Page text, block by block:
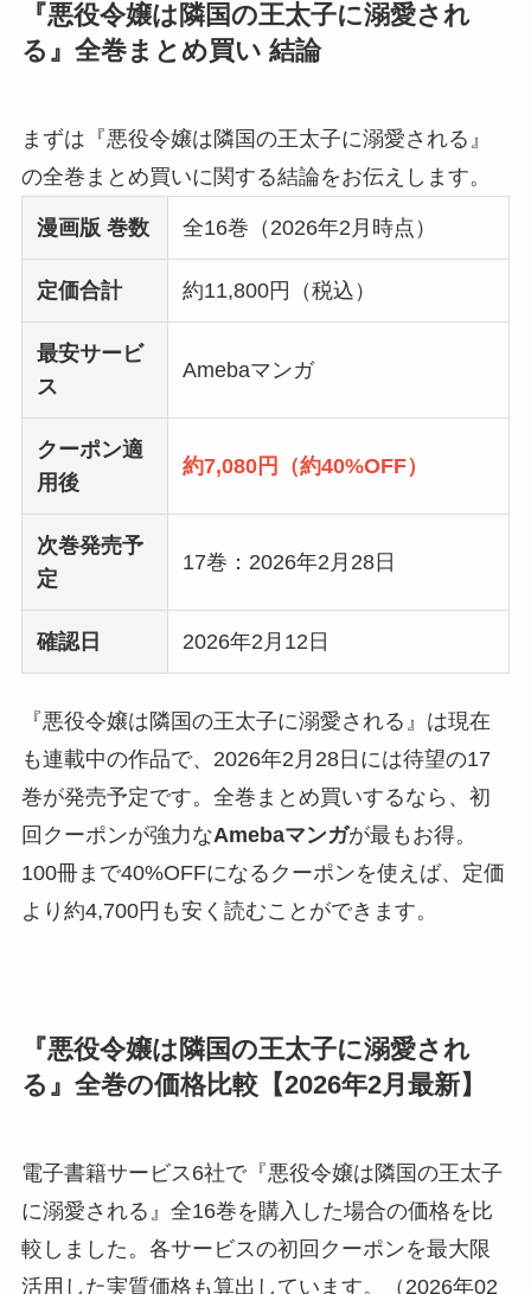
『悪役令嬢は隣国の王太子に溺愛され
る』全巻まとめ買い 結論
まずは『悪役令嬢は隣国の王太子に溺愛される』
の全巻まとめ買いに関する結論をお伝えします。
漫画版 巻数 全16巻（2026年2月時点）
定価合計 約11,800円（税込）
最安サービ
ス
Amebaマンガ
クーポン適
用後
約7,080円（約40%OFF）
次巻発売予
定
17巻：2026年2月28日
確認日 2026年2月12日
『悪役令嬢は隣国の王太子に溺愛される』は現在
も連載中の作品で、2026年2月28日には待望の17
巻が発売予定です。全巻まとめ買いするなら、初
回クーポンが強力なAmebaマンガが最もお得。
100冊まで40%OFFになるクーポンを使えば、定価
より約4,700円も安く読むことができます。
『悪役令嬢は隣国の王太子に溺愛され
る』全巻の価格比較【2026年2月最新】
電子書籍サービス6社で『悪役令嬢は隣国の王太子
に溺愛される』全16巻を購入した場合の価格を比
較しました。各サービスの初回クーポンを最大限
活用した実質価格も算出しています。（2026年02